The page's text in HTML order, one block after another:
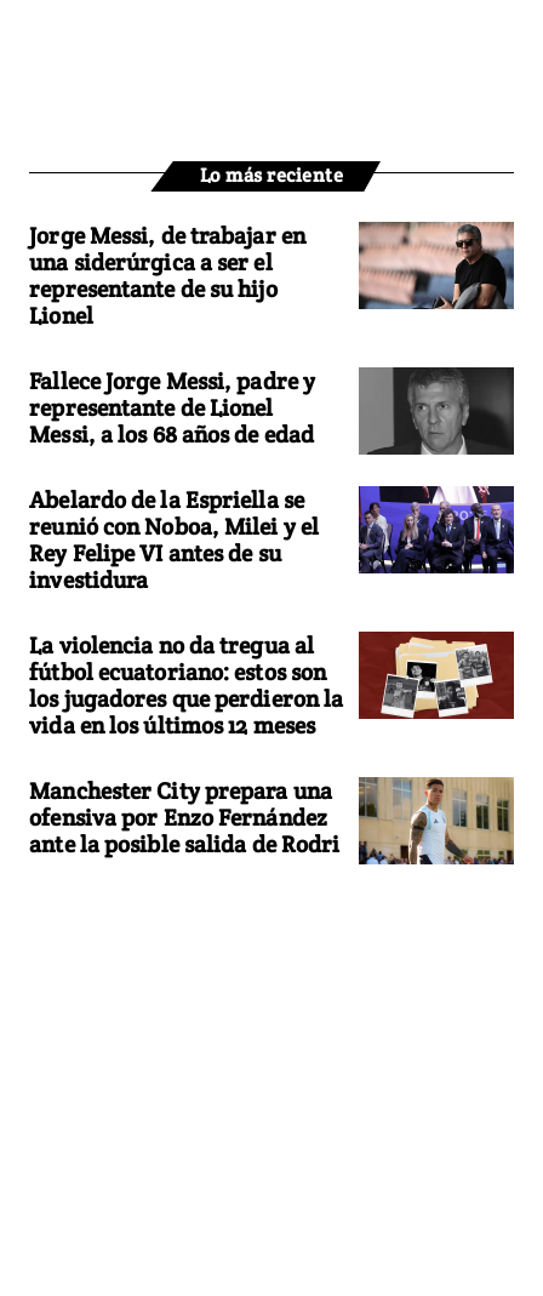
Lo más reciente
Jorge Messi, de trabajar en
una siderúrgica a ser el
representante de su hijo
Lionel
Fallece Jorge Messi, padre y
representante de Lionel
Messi, a los 68 años de edad
Abelardo de la Espriella se
reunió con Noboa, Milei y el
Rey Felipe VI antes de su
investidura
La violencia no da tregua al
fútbol ecuatoriano: estos son
los jugadores que perdieron la
vida en los últimos 12 meses
Manchester City prepara una
ofensiva por Enzo Fernández
ante la posible salida de Rodri